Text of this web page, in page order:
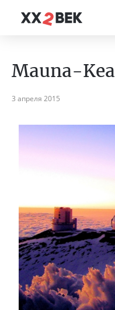
Mauna-Kea
3 апреля 2015